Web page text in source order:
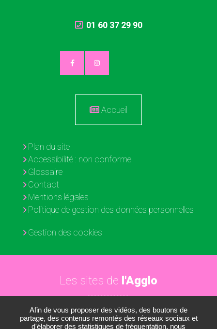
Afin de vous proposer des vidéos, des boutons de
partage, des contenus remontés des réseaux sociaux et
d'élaborer des statistiques de fréquentation, nous
01 60 37 29 90
Accueil
Plan du site
Accessibilité : non conforme
Glossaire
Contact
Mentions légales
Politique de gestion des données personnelles
Gestion des cookies
Les sites de l'Agglo
Paris - Vallée de la Marne